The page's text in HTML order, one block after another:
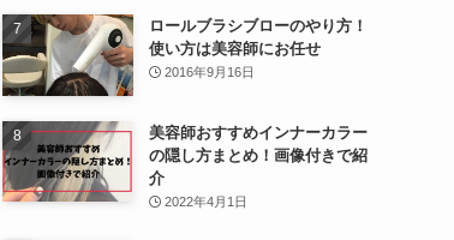
ロールブラシブローのやり方！
使い方は美容師にお任せ
2016年9月16日
美容師おすすめインナーカラー
の隠し方まとめ！画像付きで紹
介
2022年4月1日